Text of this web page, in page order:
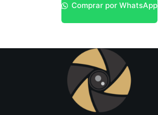
Comprar por WhatsApp